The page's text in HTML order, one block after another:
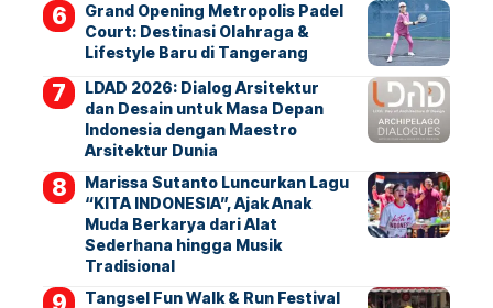
Grand Opening Metropolis Padel
Court: Destinasi Olahraga &
Lifestyle Baru di Tangerang
LDAD 2026: Dialog Arsitektur
dan Desain untuk Masa Depan
Indonesia dengan Maestro
Arsitektur Dunia
Marissa Sutanto Luncurkan Lagu
“KITA INDONESIA”, Ajak Anak
Muda Berkarya dari Alat
Sederhana hingga Musik
Tradisional
Tangsel Fun Walk & Run Festival